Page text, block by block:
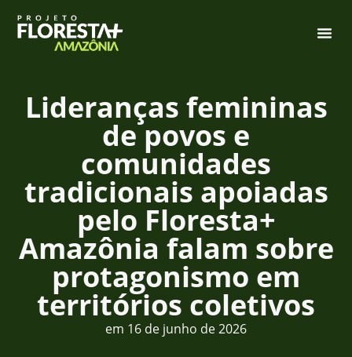
Lideranças femininas
de povos e
comunidades
tradicionais apoiadas
pelo Floresta+
Amazônia falam sobre
protagonismo em
territórios coletivos
em 16 de junho de 2026